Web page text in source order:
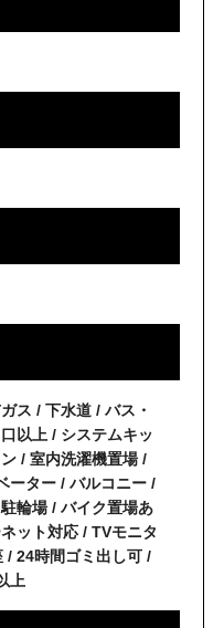
ス / 下水道 / バス・
以上 / システムキッ
/ 室内洗濯機置場 /
ーター / バルコニー /
輪場 / バイク置場あ
ット対応 / TVモニタ
/ 24時間ゴミ出し可 /
上